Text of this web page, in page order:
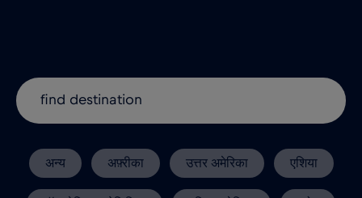
अन्य अफ़्रीका उत्तर अमेरिका एशिया